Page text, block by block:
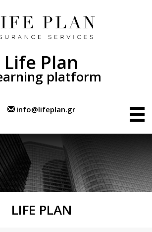
Life Plan
platform
info@lifeplan.gr
Αρχική
Επικοινωνία
LIFE PLAN